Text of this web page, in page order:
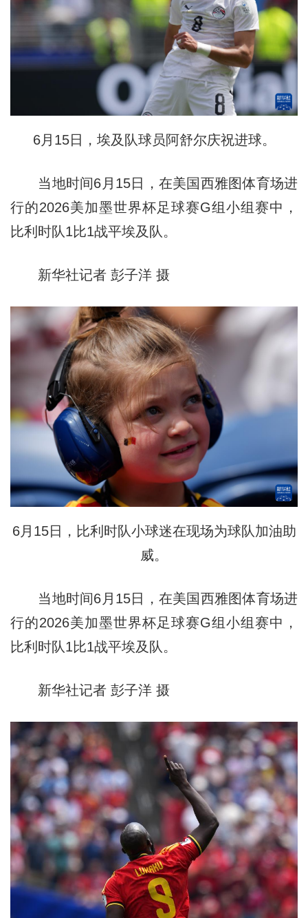
6月15日，埃及队球员阿舒尔庆祝进球。
当地时间6月15日，在美国西雅图体育场进
行的2026美加墨世界杯足球赛G组小组赛中，
比利时队1比1战平埃及队。
新华社记者 彭子洋 摄
6月15日，比利时队小球迷在现场为球队加油助
威。
当地时间6月15日，在美国西雅图体育场进
行的2026美加墨世界杯足球赛G组小组赛中，
比利时队1比1战平埃及队。
新华社记者 彭子洋 摄